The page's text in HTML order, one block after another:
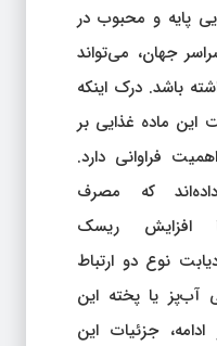
پایه و محبوب در
جهان، می‌تواند
باشد. درک اینکه
ماده غذایی بر
فراوانی دارد.
که مصرف
افزایش ریسک
نوع دو ارتباط
آب‌پز یا پخته این
جزئیات این